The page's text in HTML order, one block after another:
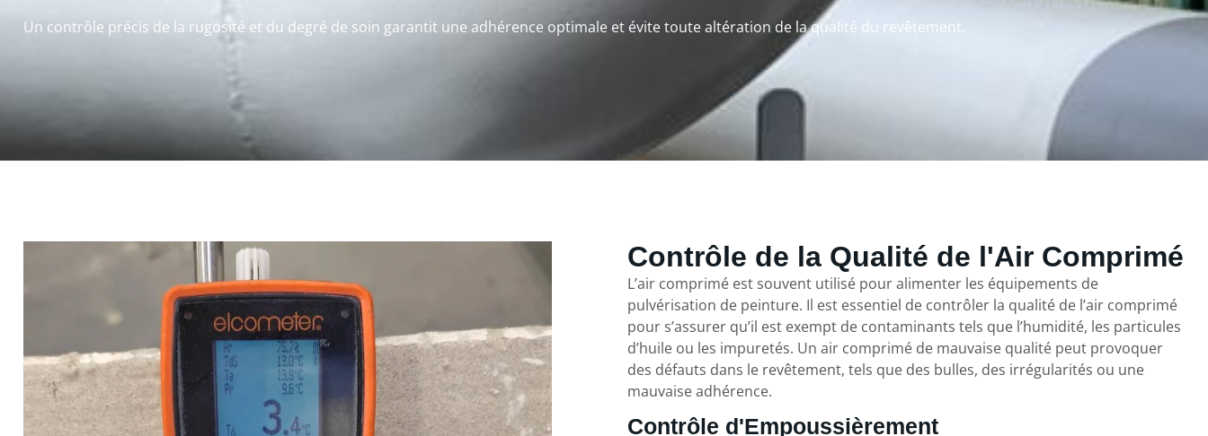
Un contrôle précis de la rugosité et du degré de soin garantit une adhérence optimale et évite toute altération de la qualité du revêtement.
Contrôle de la Qualité de l'Air Comprimé
L’air comprimé est souvent utilisé pour alimenter les équipements de
pulvérisation de peinture. Il est essentiel de contrôler la qualité de l’air comprimé
pour s’assurer qu’il est exempt de contaminants tels que l’humidité, les particules
d’huile ou les impuretés. Un air comprimé de mauvaise qualité peut provoquer
des défauts dans le revêtement, tels que des bulles, des irrégularités ou une
mauvaise adhérence.
Contrôle d'Empoussièrement